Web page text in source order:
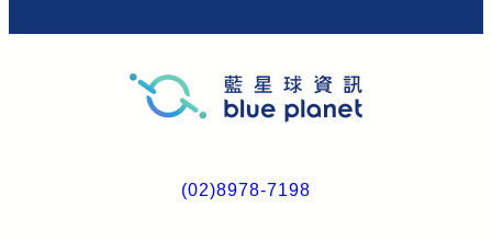
(02)8978-7198